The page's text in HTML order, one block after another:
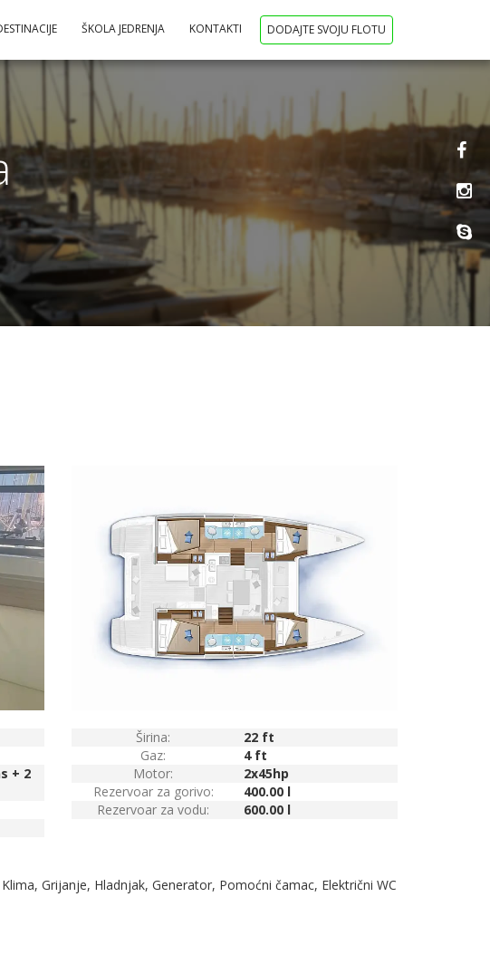
ŠKOLA JEDRENJA KONTAKTI DODAJTE SVOJU FLOTU
+ 2
Širina:
22 ft
Gaz:
4 ft
Motor:
2x45hp
Rezervoar za gorivo:
400.00 l
Rezervoar za vodu:
600.00 l
Grijanje, Hladnjak, Generator, Pomoćni čamac, Električni WC